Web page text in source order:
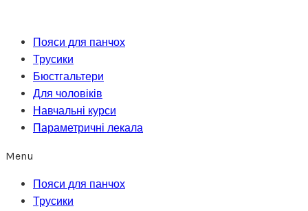
вмістуПояси для панчох
Трусики
Бюстгальтери
Для чоловіків
Навчальні курси
Параметричні лекала
Menu
Пояси для панчох
Трусики